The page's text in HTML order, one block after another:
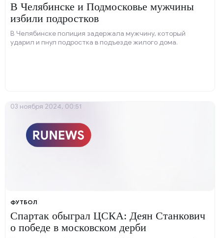
В Челябинске и Подмосковье мужчины
избили подростков
В Челябинске полиция задержала мужчину, который
ударил и пнул подростка в подъезде жилого дома.
ФУТБОЛ
Спартак обыграл ЦСКА: Деян Станкович
о победе в московском дерби
03 ноября 2024, 00:51